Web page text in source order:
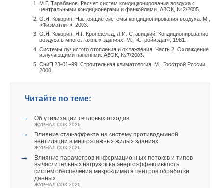
М.Г. Тарабанов. Расчет систем кондиционирования воздуха с
центральными кондиционерами и фанкойлами. АВОК, №2/2005.
О.Я. Кокорин. Настоящие системы кондиционирования воздуха. М.,
«Физматлит», 2003.
О.Я. Кокорин, Я.Г. Кронфельд, Л.И. Ставицкий. Кондиционирование
воздуха в многоэтажных зданиях. М., «Стройиздат», 1981.
Системы лучистого отопления и охлаждения. Часть 2. Охлаждение
излучающими панелями. АВОК, №7/2003.
СниП 23-01–99. Строительная климатология. М., Госстрой России,
2000.
Читайте по теме:
→ Об утилизации тепловых отходов
ЖУРНАЛ СОК 2026
→
Влияние стак‑эффекта на систему противодымной
вентиляции в многоэтажных жилых зданиях
ЖУРНАЛ СОК 2026
→
Влияние параметров информационных потоков и типов
вычислительных нагрузок на энергоэффективность
систем обеспечения микроклимата центров обработки
данных
ЖУРНАЛ СОК 2026
Текст комментария